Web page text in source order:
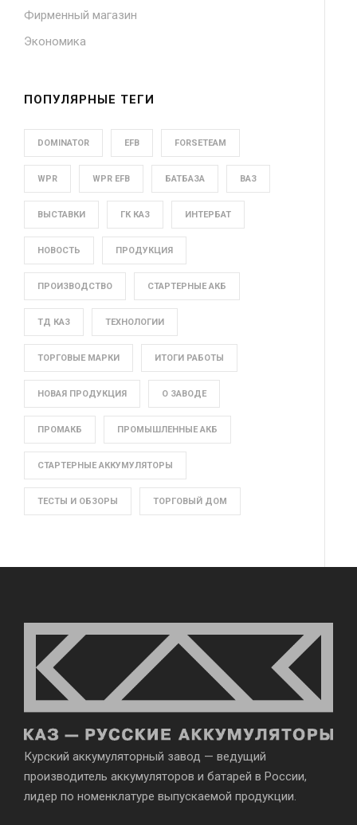
Фирменный магазин
Экономика
ПОПУЛЯРНЫЕ ТЕГИ
DOMINATOR EFB FORSETEAM
WPR WPR EFB БАТБАЗА ВАЗ
ВЫСТАВКИ ГК КАЗ ИНТЕРБАТ
НОВОСТЬ ПРОДУКЦИЯ
ПРОИЗВОДСТВО СТАРТЕРНЫЕ АКБ
ТД КАЗ ТЕХНОЛОГИИ
ТОРГОВЫЕ МАРКИ ИТОГИ РАБОТЫ
НОВАЯ ПРОДУКЦИЯ О ЗАВОДЕ
ПРОМАКБ ПРОМЫШЛЕННЫЕ АКБ
СТАРТЕРНЫЕ АККУМУЛЯТОРЫ
ТЕСТЫ И ОБЗОРЫ ТОРГОВЫЙ ДОМ
Курский аккумуляторный завод — ведущий
производитель аккумуляторов и батарей в России,
лидер по номенклатуре выпускаемой продукции.